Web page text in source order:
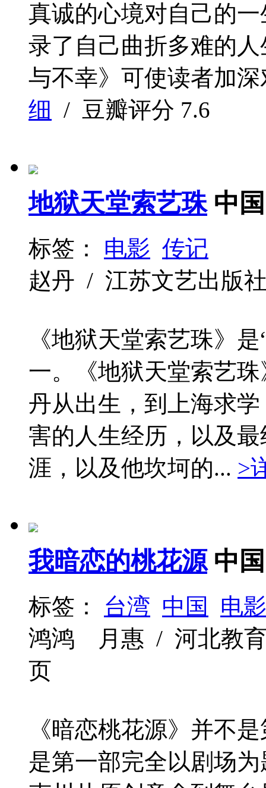
真诚的心境对自己的
录了自己曲折多难的
与不幸》可使读者加
细 / 豆瓣评分 7.6
地狱天堂索艺珠 中
标签： 电影 传记
赵丹 / 江苏文艺出版
《地狱天堂索艺珠》
一。《地狱天堂索艺
丹从出生，到上海求
害的人生经历，以及
涯，以及他坎坷的... >
我暗恋的桃花源 中
标签： 台湾 中国
电
鸿鸿 月惠 / 河北教育
页
《暗恋桃花源》并不
是第一部完全以剧场